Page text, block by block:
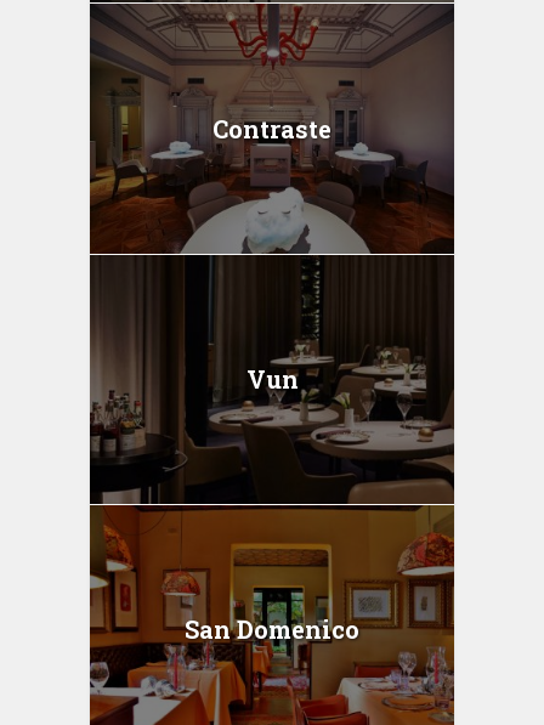
Contraste
Vun
San Domenico